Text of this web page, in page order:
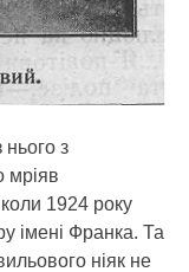
з
мріяв
1924 року
імені Франка. Та
ніяк не